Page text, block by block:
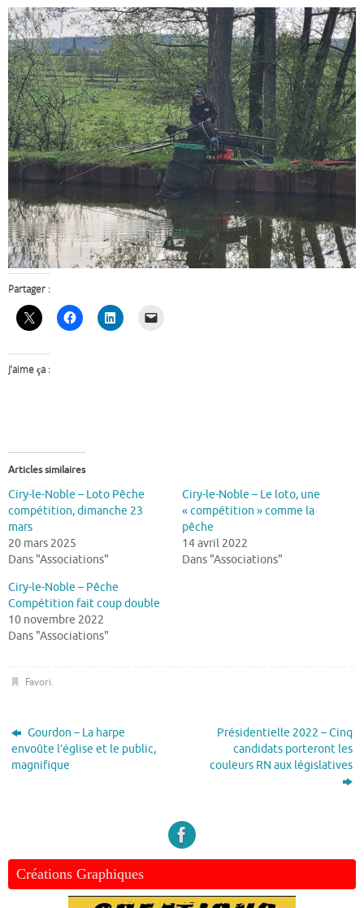
Partager :
J’aime ça :
Articles similaires
Ciry-le-Noble – Loto Pêche
compétition, dimanche 23
mars
20 mars 2025
Dans "Associations"
Ciry-le-Noble – Le loto, une
« compétition » comme la
pêche
14 avril 2022
Dans "Associations"
Ciry-le-Noble – Pêche
Compétition fait coup double
10 novembre 2022
Dans "Associations"
Favori.
Gourdon – La harpe
envoûte l’église et le public,
magnifique
Présidentielle 2022 – Cinq
candidats porteront les
couleurs RN aux législatives
Créations Graphiques